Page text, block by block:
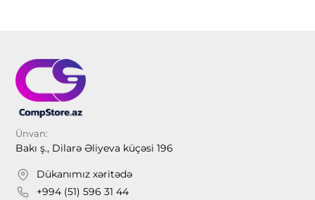
Ünvan:
Bakı ş., Dilarə Əliyeva küçəsi 196
Dükanımız xəritədə
+994 (51) 596 31 44